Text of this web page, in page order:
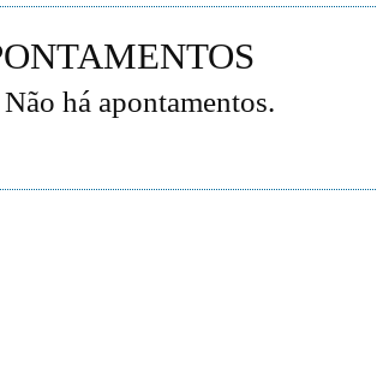
Não há apontamentos.